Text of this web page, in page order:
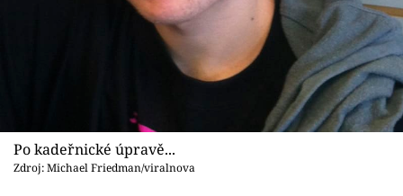
Po kadeřnické úpravě...
Zdroj: Michael Friedman/viralnova